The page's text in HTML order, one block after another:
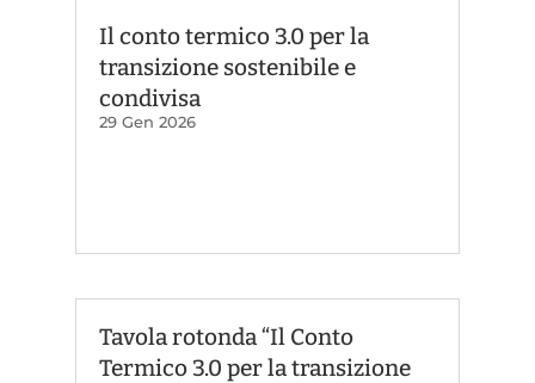
Il conto termico 3.0 per la
transizione sostenibile e
condivisa
29 Gen 2026
Tavola rotonda “Il Conto
Termico 3.0 per la transizione